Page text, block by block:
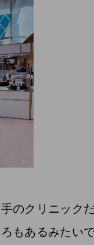
のクリニック
もあるみたい